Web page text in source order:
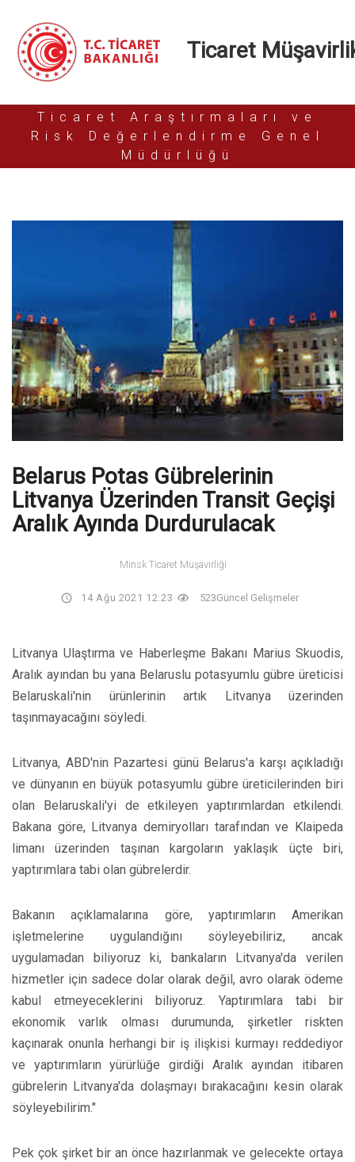
Ticaret
Ticaret Araştırmaları ve
Risk Değerlendirme Genel
Müdürlüğü
Belarus Potas Gübrelerinin
Litvanya Üzerinden Transit Geçişi
Aralık Ayında Durdurulacak
Minsk Ticaret Müşavirliği
14 Ağu 2021 12:23 523Güncel Gelişmeler
Litvanya Ulaştırma ve Haberleşme Bakanı Marius Skuodis,
Aralık ayından bu yana Belaruslu potasyumlu gübre üreticisi
Belaruskali'nin ürünlerinin artık Litvanya üzerinden
taşınmayacağını söyledi.
Litvanya, ABD'nin Pazartesi günü Belarus'a karşı açıkladığı
ve dünyanın en büyük potasyumlu gübre üreticilerinden biri
olan Belaruskali'yi de etkileyen yaptırımlardan etkilendi.
Bakana göre, Litvanya demiryolları tarafından ve Klaipeda
limanı üzerinden taşınan kargoların yaklaşık üçte biri,
yaptırımlara tabi olan gübrelerdir.
Bakanın açıklamalarına göre, yaptırımların Amerikan
işletmelerine uygulandığını söyleyebiliriz, ancak
uygulamadan biliyoruz ki, bankaların Litvanya'da verilen
hizmetler için sadece dolar olarak değil, avro olarak ödeme
kabul etmeyeceklerini biliyoruz. Yaptırımlara tabi bir
ekonomik varlık olması durumunda, şirketler riskten
kaçınarak onunla herhangi bir iş ilişkisi kurmayı reddediyor
ve yaptırımların yürürlüğe girdiği Aralık ayından itibaren
gübrelerin Litvanya'da dolaşmayı bırakacağını kesin olarak
söyleyebilirim."
Pek çok şirket bir an önce hazırlanmak ve gelecekte ortaya